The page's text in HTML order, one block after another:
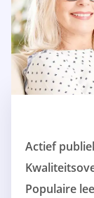
Actief
Populaire